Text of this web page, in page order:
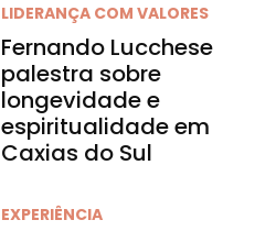
LIDERANÇA COM VALORES
Fernando Lucchese
palestra sobre
longevidade e
espiritualidade em
Caxias do Sul
EXPERIÊNCIA